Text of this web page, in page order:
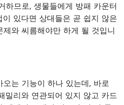
하므로, 생물들에게 방패 카운터
있다면 상대들은 곧 쉽지 않은
와 씨름해야만 하게 될 것입니
는 기능이 하나 있는데, 바로
밀리와 연관되어 있지 않고 카드